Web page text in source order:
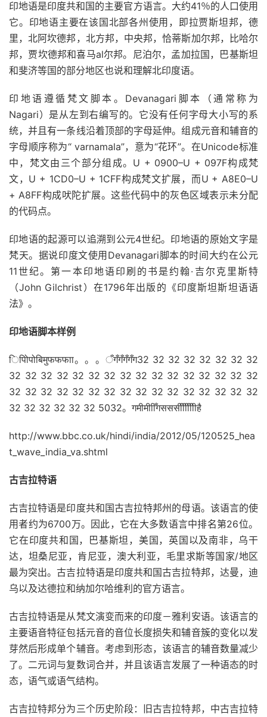
印地语是印度共和国的主要官方语言。大约41％的人口使用
它。 印地语主要在该国北部各州使用，即拉贾斯坦邦，德
里，北阿坎德邦，北方邦，中央邦，恰蒂斯加尔邦，比哈尔
邦，贾坎德邦和喜马al尔邦。尼泊尔，孟加拉国，巴基斯坦
和斐济等国的部分地区也说和理解北印度语。
印地语遵循梵文脚本。Devanagari脚本（通常称为
Nagari）是从左到右编写的。它没有任何字母大小写的系
统，并且有一条线沿着顶部的字母延伸。组成元音和辅音的
字母顺序称为“ varnamala”，意为“花环”。在Unicode标准
中，梵文由三个部分组成。U + 0900–U + 097F构成梵
文，U + 1CD0–U + 1CFF构成梵文扩展，而U + A8E0–U
+ A8FF构成吠陀扩展。这些代码中的灰色区域表示未分配
的代码点。
印地语的起源可以追溯到公元4世纪。印地语的原始文字是
梵天。据说印度文使用Devanagari脚本的时间大约在公元
11世纪。第一本印地语印刷的书是约翰·吉尔克里斯特
（John Gilchrist）在1796年出版的《印度斯坦斯坦语语
法》。
印地语脚本样例
िपोिपोबिमुफफफाा。。。ँगँगँगँगँग32 32 32 32 32 32 32 32
32 32 32 32 32 32 32 32 32 32 32 32 32 32 32 32
32 32 32 32 32 32 32 32 32 32 32 32 32 32 32 32
32 32 32 32 32 32 5032。गमीमीाीँगसससीीीीीीीहै
http://www.bbc.co.uk/hindi/india/2012/05/120525_hea
t_wave_india_va.shtml
古吉拉特语
古吉拉特语是印度共和国古吉拉特邦州 的母语。该语言的使
用者约为6700万。因此，它在大多数语言中排名第26位。
它在印度共和国，巴基斯坦，美国，英国以及南非，乌干
达，坦桑尼亚，肯尼亚，澳大利亚，毛里求斯等国家/地区
最为突出。古吉拉特语是印度共和国古吉拉特邦，达曼，迪
乌以及达德拉和纳加尔哈维利的官方语言。
古吉拉特语是从梵文演变而来的印度－雅利安语。该语言的
主要语音特征包括元音的音位长度损失和辅音簇的变化以发
芽然后形成单个辅音。考虑到形态，该语言的辅音数量减少
了。二元词与复数词合并，并且该语言发展了一种语态的时
态，语气或语气结构。
古吉拉特邦分为三个历史阶段：旧古吉拉特邦，中古吉拉特